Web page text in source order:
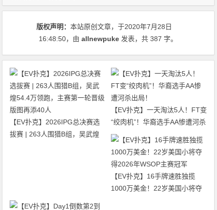
版权声明：本站原创文章，于2020年7月28日
16:48:50，由allnewpuke 发表，共 387 字。
【EV扑克】2026IPG总决赛选
拔赛 | 263人围猎B组，吴武煌
【EV扑克】一天淘汰5人！FT变
“绞肉机”！华裔选手AA惨遭河杀
出局！
【EV扑克】16手牌速胜独揽
1000万美金！22岁美国小将夺